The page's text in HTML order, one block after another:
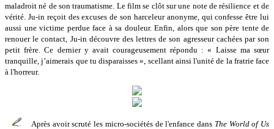
maladroit né de son traumatisme. Le film se clôt sur une note de résilience et de
vérité. Ju-in reçoit des excuses de son harceleur anonyme, qui confesse être lui
aussi une victime perdue face à sa douleur. Enfin, alors que son père tente de
renouer le contact, Ju-in découvre des lettres de son agresseur cachées par son
petit frère. Ce dernier y avait courageusement répondu : « Laisse ma sœur
tranquille, j’aimerais que tu disparaisses », scellant ainsi l'unité de la fratrie face
à l'horreur.
Après avoir scruté les micro-sociétés de l'enfance dans The World of Us